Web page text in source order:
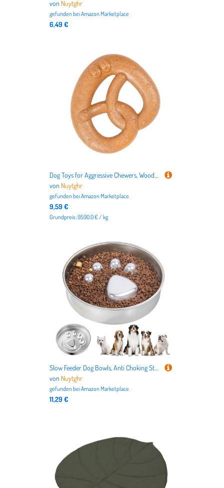
von Nuytghr
gefunden beiAmazon Marketplace
6,49 €
Dog Toys for Aggressive Chewers, Wooden Bread Knot Toy, Bite-Resistant Teething Toys, Tough Puppy Toys, Cute Dog Toys, Dog Toys for Small Dogs, Dog Toys for Medium Dogs, Dog Toys for Large Dogs
von Nuytghr
gefunden beiAmazon Marketplace
9,59 €
Grundpreis: 9590.0 € / kg
Slow Feeder Dog Bowls, Anti Choking Stainless Steel Dish, Interactive Feeding Container for Fast Eaters, Suitable for Small and Large Breeds, Bloat Prevention, Sturdy Pet Feeding
von Nuytghr
gefunden beiAmazon Marketplace
11,29 €